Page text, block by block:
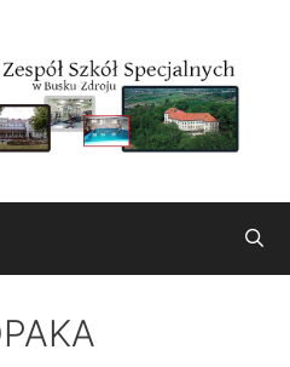
narzędzi